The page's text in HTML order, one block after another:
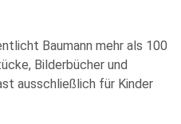
Baumann mehr als 100
Bilderbücher und
ausschließlich für Kinder